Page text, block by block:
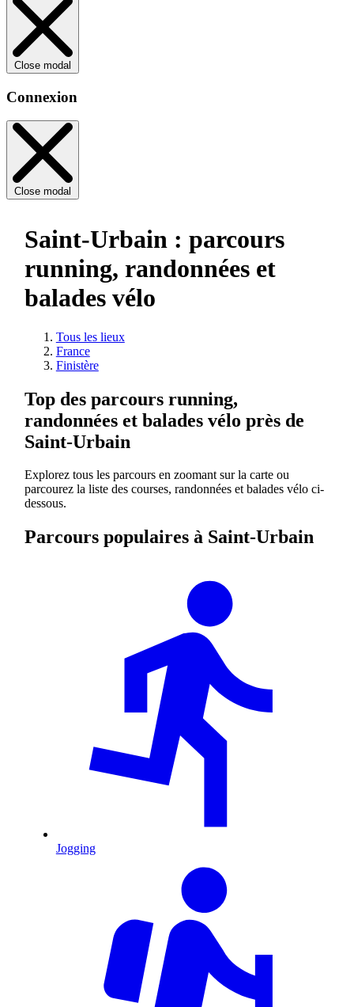
Close modal
Connexion
Close modal
Saint-Urbain : parcours
running, randonnées et
balades vélo
Tous les lieux
France
Finistère
Top des parcours running,
randonnées et balades vélo près de
Saint-Urbain
Explorez tous les parcours en zoomant sur la carte ou
parcourez la liste des courses, randonnées et balades vélo ci-
dessous.
Parcours populaires à Saint-Urbain
Jogging